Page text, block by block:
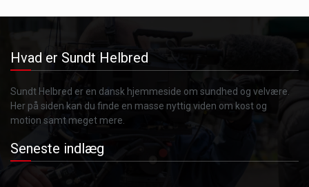
Hvad er Sundt Helbred
Sundt Helbred er en dansk hjemmeside om sundhed og velvære.
Her på siden kan du finde en masse nyttig viden om kost og
motion samt meget mere.
Seneste indlæg